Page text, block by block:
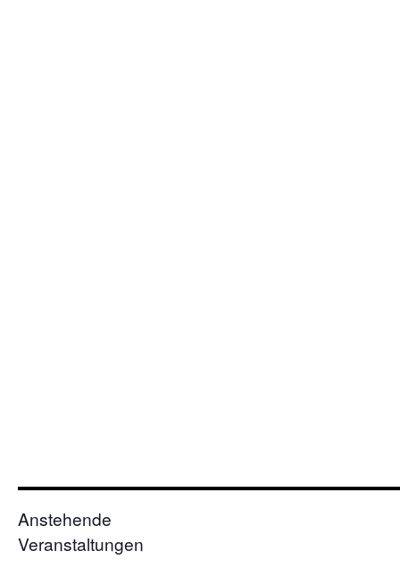
Anstehende
Veranstaltungen